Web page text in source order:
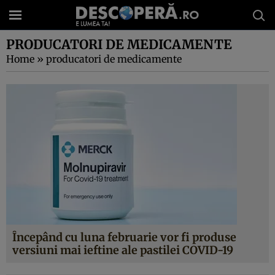
PRODUCATORI DE MEDICAMENTE
Home » producatori de medicamente
Începând cu luna februarie vor fi produse
versiuni mai ieftine ale pastilei COVID-19